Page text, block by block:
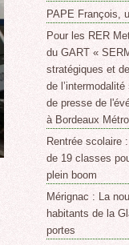
PAPE François,
Pour les RER
du GART «
stratégiques et
de
de presse de
à Bordeaux
Rentrée scolaire
de 19 classes
plein boom
Mérignac : La
habitants de la
portes